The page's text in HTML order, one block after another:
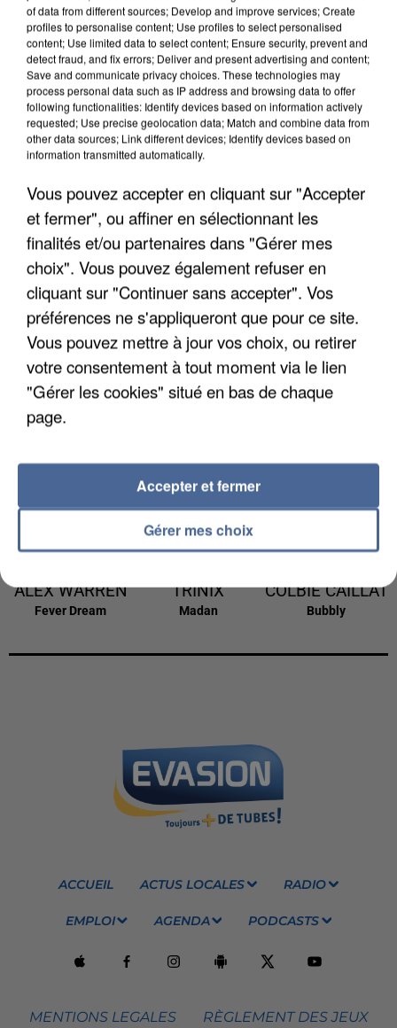
9h17
9h17
ADELE
CASTILLON
9h09
9h09
ED SHEERAN &
MARTIN
9h06
9h06
SIA
The Greatest
ALEX WARREN
Fever Dream
TRINIX
Madan
COLBIE CAILLAT
Bubbly
ACCUEIL ACTUS LOCALES RADIO
EMPLOI AGENDA PODCASTS
MENTIONS LEGALES RÈGLEMENT DES JEUX
of data from different sources; Develop and improve services; Create
profiles to personalise content; Use profiles to select personalised
content; Use limited data to select content; Ensure security, prevent and
detect fraud, and fix errors; Deliver and present advertising and content;
Save and communicate privacy choices. These technologies may
process personal data such as IP address and browsing data to offer
following functionalities: Identify devices based on information actively
requested; Use precise geolocation data; Match and combine data from
other data sources; Link different devices; Identify devices based on
information transmitted automatically.
Vous pouvez accepter en cliquant sur "Accepter
et fermer", ou affiner en sélectionnant les
finalités et/ou partenaires dans "Gérer mes
choix". Vous pouvez également refuser en
cliquant sur "Continuer sans accepter". Vos
préférences ne s'appliqueront que pour ce site.
Vous pouvez mettre à jour vos choix, ou retirer
votre consentement à tout moment via le lien
"Gérer les cookies" situé en bas de chaque
page.
Gérer mes choix
Accepter et fermer